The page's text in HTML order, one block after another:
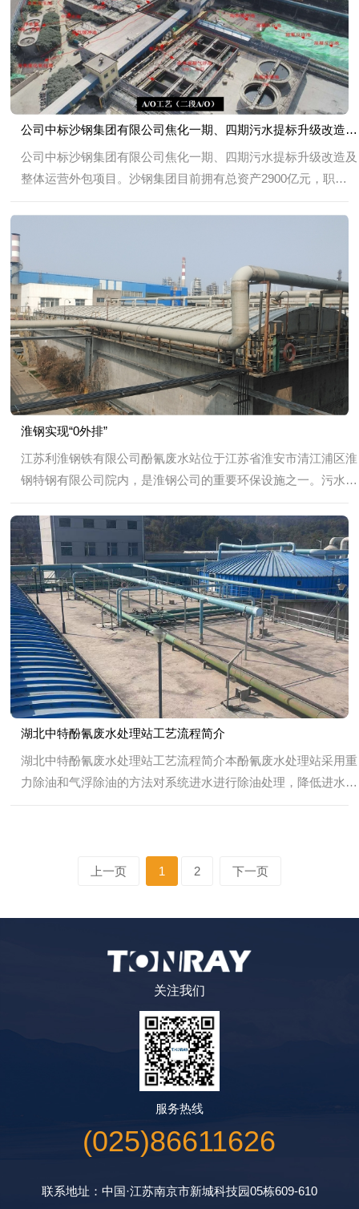
公司中标沙钢集团有限公司焦化一期、四期污水提标升级改造及整体运营外包工程
公司中标沙钢集团有限公司焦化一期、四期污水提标升级改造及
整体运营外包项目。沙钢集团目前拥有总资产2900亿元，职工4
淮钢实现“0外排”
江苏利淮钢铁有限公司酚氰废水站位于江苏省淮安市清江浦区淮
钢特钢有限公司院内，是淮钢公司的重要环保设施之一。污水厂
水等。目前设计处理污水45m3/h，废水处理...
湖北中特酚氰废水处理站工艺流程简介
湖北中特酚氰废水处理站工艺流程简介本酚氰废水处理站采用重
力除油和气浮除油的方法对系统进水进行除油处理，降低进水的
上一页 1 2 下一页
关注我们
服务热线
(025)86611626
联系地址：中国·江苏南京市新城科技园05栋609-610